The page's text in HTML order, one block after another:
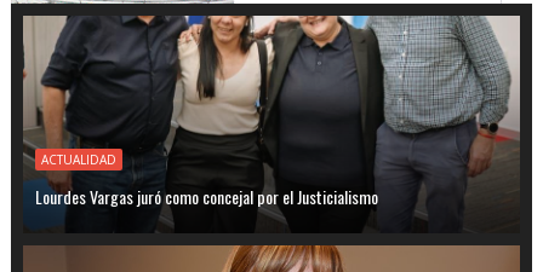
ACTUALIDAD
Lourdes Vargas juró como concejal por el Justicialismo